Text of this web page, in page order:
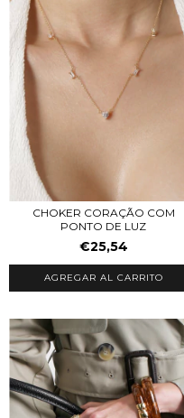
CHOKER CORAÇÃO COM
PONTO DE LUZ
€25,54